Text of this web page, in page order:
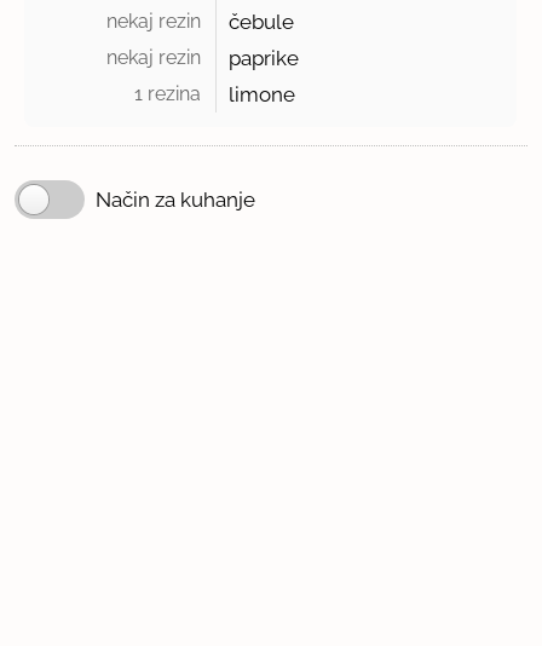
nekaj rezin čebule
nekaj rezin paprike
1 rezina limone
Način za kuhanje